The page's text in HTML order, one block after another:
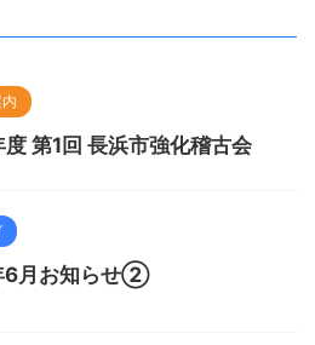
第1回 長浜市強化稽古会
6月お知らせ②